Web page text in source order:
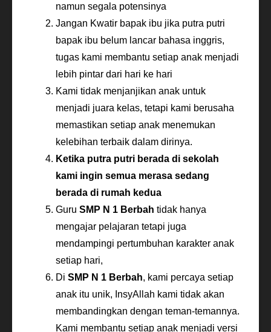
namun segala potensinya
Jangan Kwatir bapak ibu jika putra putri
bapak ibu belum lancar bahasa inggris,
tugas kami membantu setiap anak menjadi
lebih pintar dari hari ke hari
Kami tidak menjanjikan anak untuk
menjadi juara kelas, tetapi kami berusaha
memastikan setiap anak menemukan
kelebihan terbaik dalam dirinya.
Ketika putra putri berada di sekolah
kami ingin semua merasa sedang
berada di rumah kedua
Guru SMP N 1 Berbah tidak hanya
mengajar pelajaran tetapi juga
mendampingi pertumbuhan karakter anak
setiap hari,
Di SMP N 1 Berbah, kami percaya setiap
anak itu unik, InsyAllah kami tidak akan
membandingkan dengan teman-temannya.
Kami membantu setiap anak menjadi versi